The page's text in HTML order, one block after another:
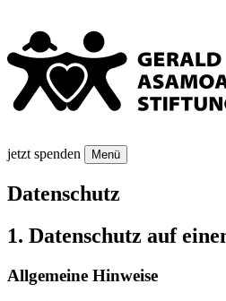
jetzt spenden Menü
Datenschutz
1. Datenschutz auf
Allgemeine Hinweise